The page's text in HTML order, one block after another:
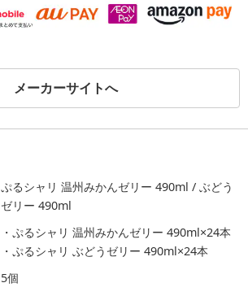
メーカーサイトへ
ぷるシャリ 温州みかんゼリー 490ml / ぶどう
ゼリー 490ml
・ぷるシャリ 温州みかんゼリー 490ml×24本
・ぷるシャリ ぶどうゼリー 490ml×24本
5個